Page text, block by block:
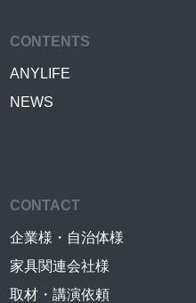
CONTENTS
ANYLIFE
NEWS
CONTACT
企業様・自治体様
家具関連会社様
取材・講演依頼